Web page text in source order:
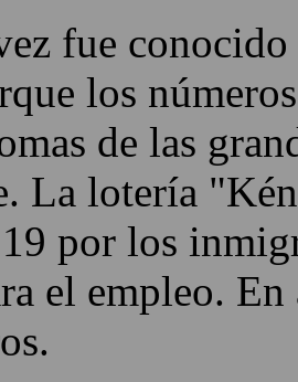
fue
los
de las
La lotería
por los
el empleo.